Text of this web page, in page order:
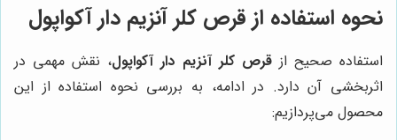
نحوه استفاده از قرص کلر آنزیم دار آکواپول
استفاده صحیح ازقرص کلر آنزیم دار آکواپول، نقش مهمی در
اثربخشی آن دارد. در ادامه، به بررسی نحوه استفاده از این
محصول می‌پردازیم: